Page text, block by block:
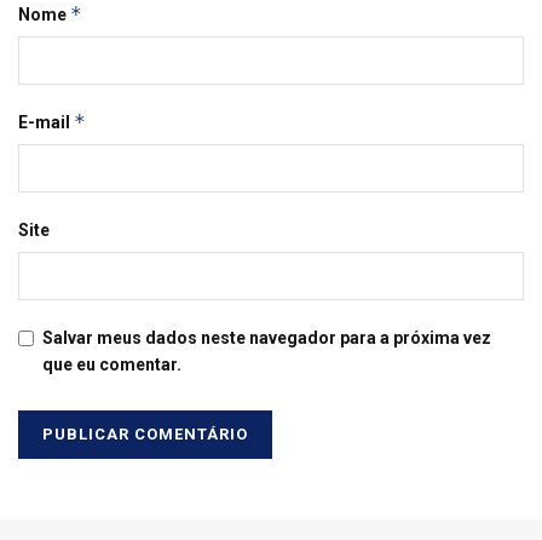
Nome *
E-mail *
Site
Salvar meus dados neste navegador para a próxima vez
que eu comentar.